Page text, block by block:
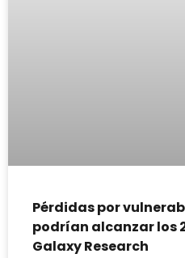
Pérdidas por
podrían alcanzar los
Galaxy Research